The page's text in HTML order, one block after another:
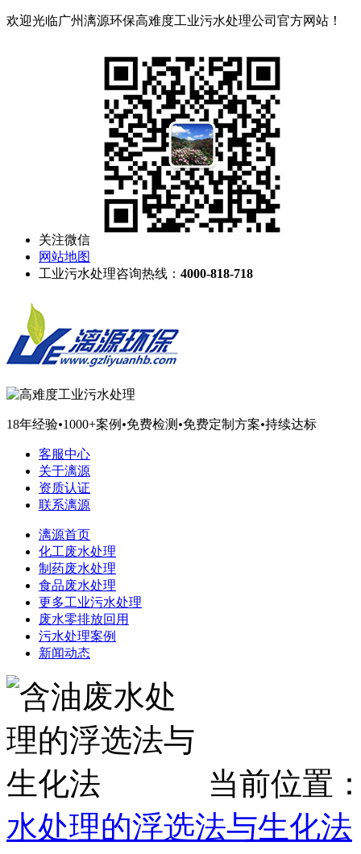
欢迎光临广州漓源环保高难度工业污水处理公司官方网站！
关注微信
网站地图
工业污水处理咨询热线： 4000-818-718
18年经验•1000+案例 •免费检测 •免费定制方案•持续达标
客服中心
关于漓源
资质认证
联系漓源
漓源首页
化工废水处理
制药废水处理
食品废水处理
更多工业污水处理
废水零排放回用
污水处理案例
新闻动态
当前位置
水处理的浮选法与生化法